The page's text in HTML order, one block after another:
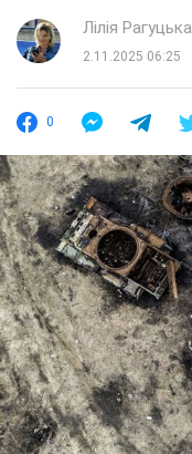
Лілія Рагуцька
2.11.2025 06:25
0